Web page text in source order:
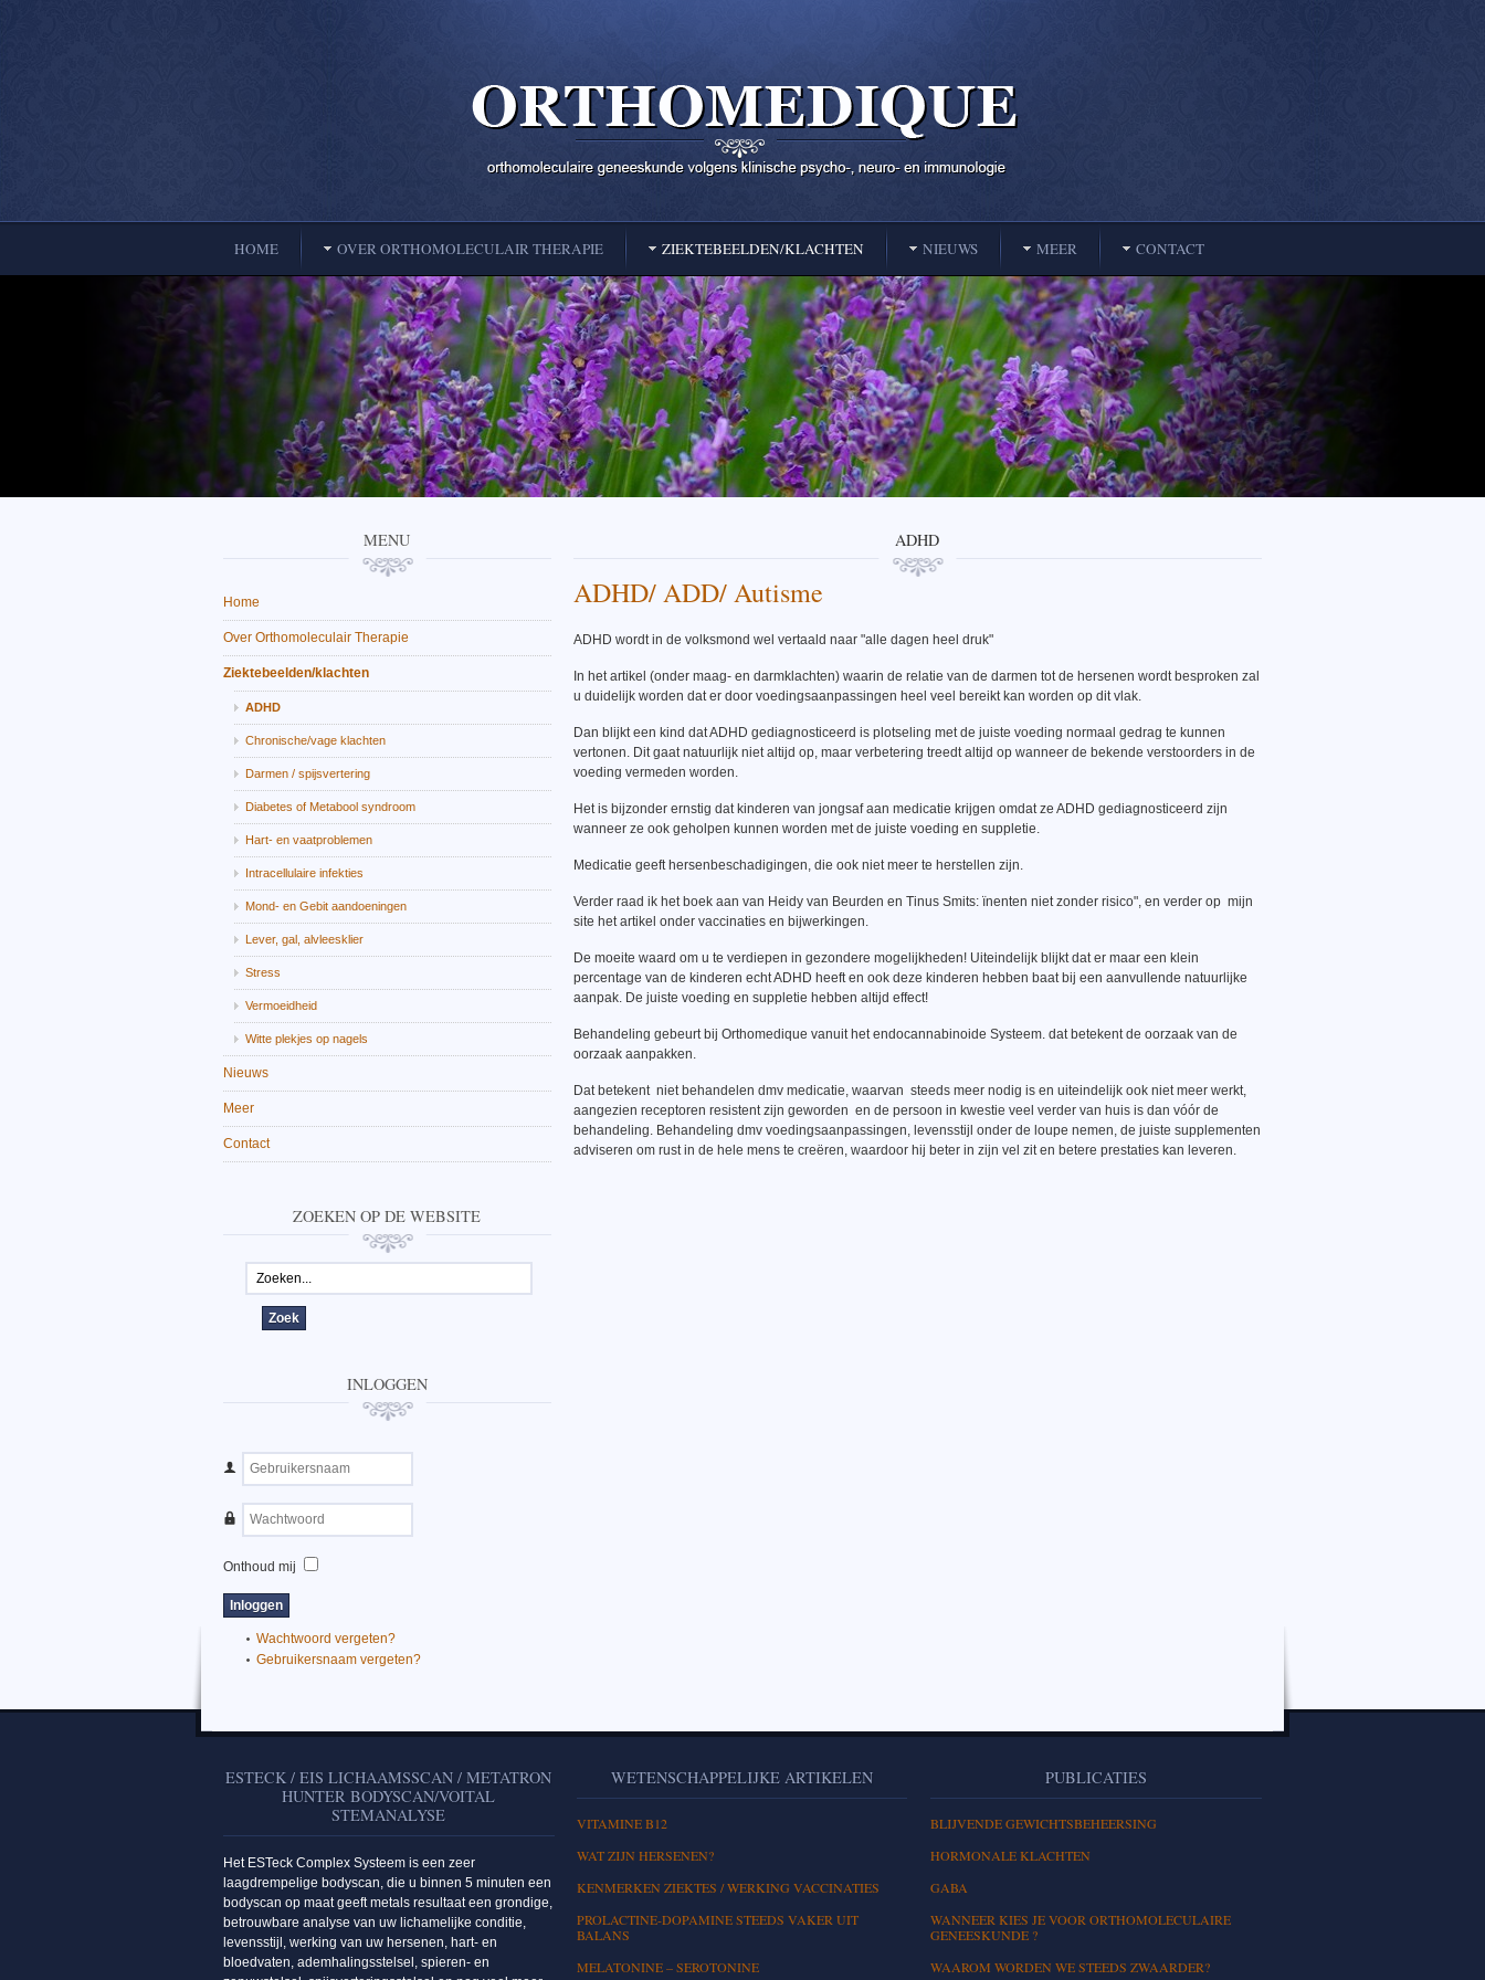
HOME OVER ORTHOMOLECULAIR THERAPIE ZIEKTEBEELDEN/KLACHTEN NIEUWS MEER CONTACT
ADHD
ADHD/ ADD/ Autisme
ADHD wordt in de volksmond wel vertaald naar "alle dagen heel druk"
In het artikel (onder maag- en darmklachten) waarin de relatie van de darmen tot de hersenen wordt besproken zal
u duidelijk worden dat er door voedingsaanpassingen heel veel bereikt kan worden op dit vlak.
Dan blijkt een kind dat ADHD gediagnosticeerd is plotseling met de juiste voeding normaal gedrag te kunnen
vertonen. Dit gaat natuurlijk niet altijd op, maar verbetering treedt altijd op wanneer de bekende verstoorders in de
voeding vermeden worden.
Het is bijzonder ernstig dat kinderen van jongsaf aan medicatie krijgen omdat ze ADHD gediagnosticeerd zijn
wanneer ze ook geholpen kunnen worden met de juiste voeding en suppletie.
Medicatie geeft hersenbeschadigingen, die ook niet meer te herstellen zijn.
Verder raad ik het boek aan van Heidy van Beurden en Tinus Smits: ïnenten niet zonder risico", en verder op mijn
site het artikel onder vaccinaties en bijwerkingen.
De moeite waard om u te verdiepen in gezondere mogelijkheden! Uiteindelijk blijkt dat er maar een klein
percentage van de kinderen echt ADHD heeft en ook deze kinderen hebben baat bij een aanvullende natuurlijke
aanpak. De juiste voeding en suppletie hebben altijd effect!
Behandeling gebeurt bij Orthomedique vanuit het endocannabinoide Systeem. dat betekent de oorzaak van de
oorzaak aanpakken.
Dat betekent niet behandelen dmv medicatie, waarvan steeds meer nodig is en uiteindelijk ook niet meer werkt,
aangezien receptoren resistent zijn geworden en de persoon in kwestie veel verder van huis is dan vóór de
behandeling. Behandeling dmv voedingsaanpassingen, levensstijl onder de loupe nemen, de juiste supplementen
adviseren om rust in de hele mens te creëren, waardoor hij beter in zijn vel zit en betere prestaties kan leveren.
MENU
Home
Over Orthomoleculair Therapie
Ziektebeelden/klachten
ADHD
Chronische/vage klachten
Darmen / spijsvertering
Diabetes of Metabool syndroom
Hart- en vaatproblemen
Intracellulaire infekties
Mond- en Gebit aandoeningen
Lever, gal, alvleesklier
Stress
Vermoeidheid
Witte plekjes op nagels
Nieuws
Meer
Contact
ZOEKEN OP DE WEBSITE
INLOGGEN
Onthoud mij
Wachtwoord vergeten?
Gebruikersnaam vergeten?
ESTECK / EIS LICHAAMSSCAN / METATRON
HUNTER BODYSCAN/VOITAL
STEMANALYSE
Het ESTeck Complex Systeem is een zeer
laagdrempelige bodyscan, die u binnen 5 minuten een
bodyscan op maat geeft metals resultaat een grondige,
betrouwbare analyse van uw lichamelijke conditie,
levensstijl, werking van uw hersenen, hart- en
bloedvaten, ademhalingsstelsel, spieren- en
WETENSCHAPPELIJKE ARTIKELEN
VITAMINE B12
WAT ZIJN HERSENEN?
KENMERKEN ZIEKTES / WERKING VACCINATIES
PROLACTINE-DOPAMINE STEEDS VAKER UIT
BALANS
MELATONINE – SEROTONINE
PUBLICATIES
BLIJVENDE GEWICHTSBEHEERSING
HORMONALE KLACHTEN
GABA
WANNEER KIES JE VOOR ORTHOMOLECULAIRE
GENEESKUNDE ?
WAAROM WORDEN WE STEEDS ZWAARDER?